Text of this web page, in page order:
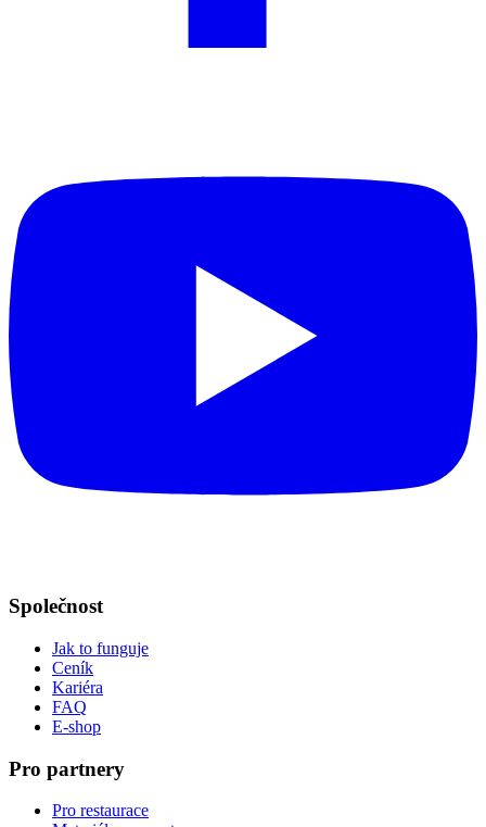
Společnost
Jak to funguje
Ceník
Kariéra
FAQ
E-shop
Pro partnery
Pro restaurace